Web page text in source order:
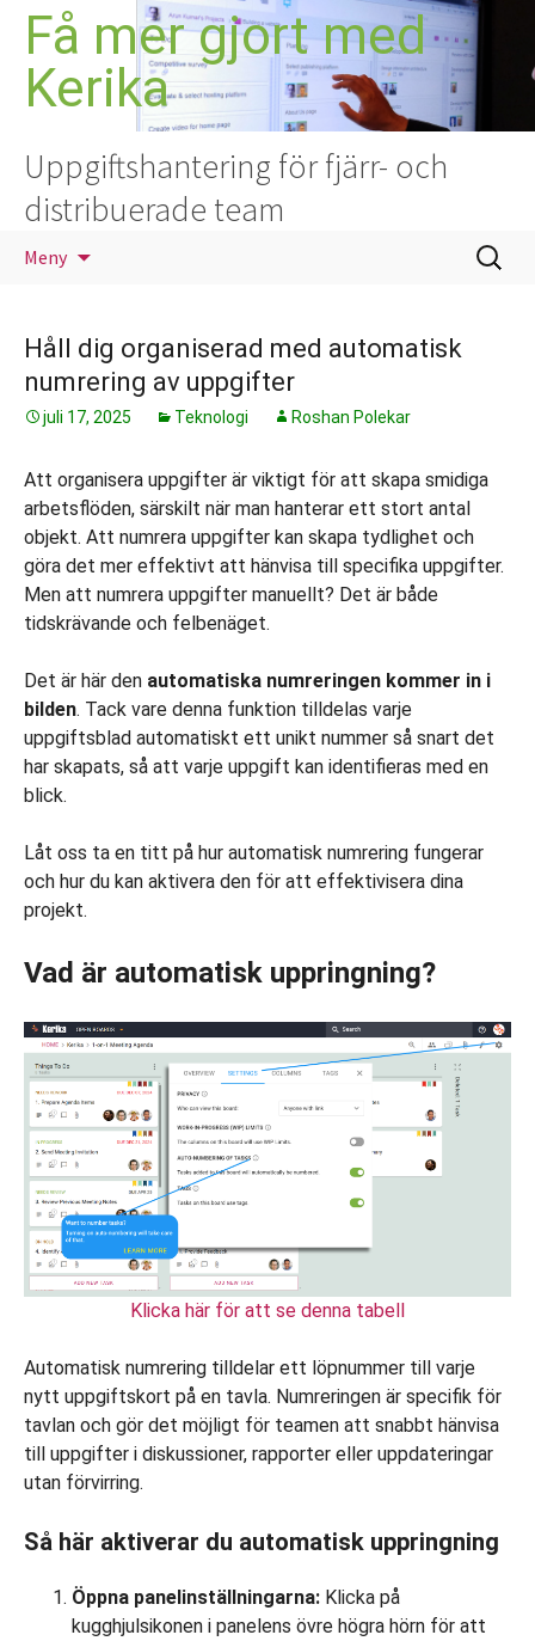
Hoppa
innehåll
Få mer gjort med
Kerika
Uppgiftshantering för fjärr- och
distribuerade team
Meny
Sök
efter:
Håll dig organiserad med automatisk
numrering av uppgifter
juli 17, 2025 Teknologi Roshan Polekar
Att organisera uppgifter är viktigt för att skapa smidiga
arbetsflöden, särskilt när man hanterar ett stort antal
objekt. Att numrera uppgifter kan skapa tydlighet och
göra det mer effektivt att hänvisa till specifika uppgifter.
Men att numrera uppgifter manuellt? Det är både
tidskrävande och felbenäget.
Det är här den automatiska numreringen kommer in i
bilden. Tack vare denna funktion tilldelas varje
uppgiftsblad automatiskt ett unikt nummer så snart det
har skapats, så att varje uppgift kan identifieras med en
blick.
Låt oss ta en titt på hur automatisk numrering fungerar
och hur du kan aktivera den för att effektivisera dina
projekt.
Vad är automatisk uppringning?
Klicka här för att se denna tabell
Automatisk numrering tilldelar ett löpnummer till varje
nytt uppgiftskort på en tavla. Numreringen är specifik för
tavlan och gör det möjligt för teamen att snabbt hänvisa
till uppgifter i diskussioner, rapporter eller uppdateringar
utan förvirring.
Så här aktiverar du automatisk uppringning
Öppna panelinställningarna: Klicka på
kugghjulsikonen i panelens övre högra hörn för att